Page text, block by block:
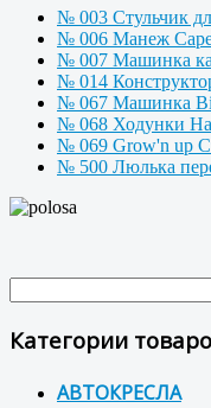
№ 003 Стульчик
№ 006 Манеж
№ 007 Машинка
№ 014
№ 067 Машинка
№ 068 Ходунки
№ 069 Grow'n up
№ 500 Люлька
Категории
АВТОКРЕСЛА